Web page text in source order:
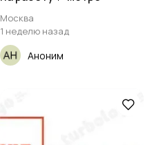
Москва
1 неделю назад
Аноним